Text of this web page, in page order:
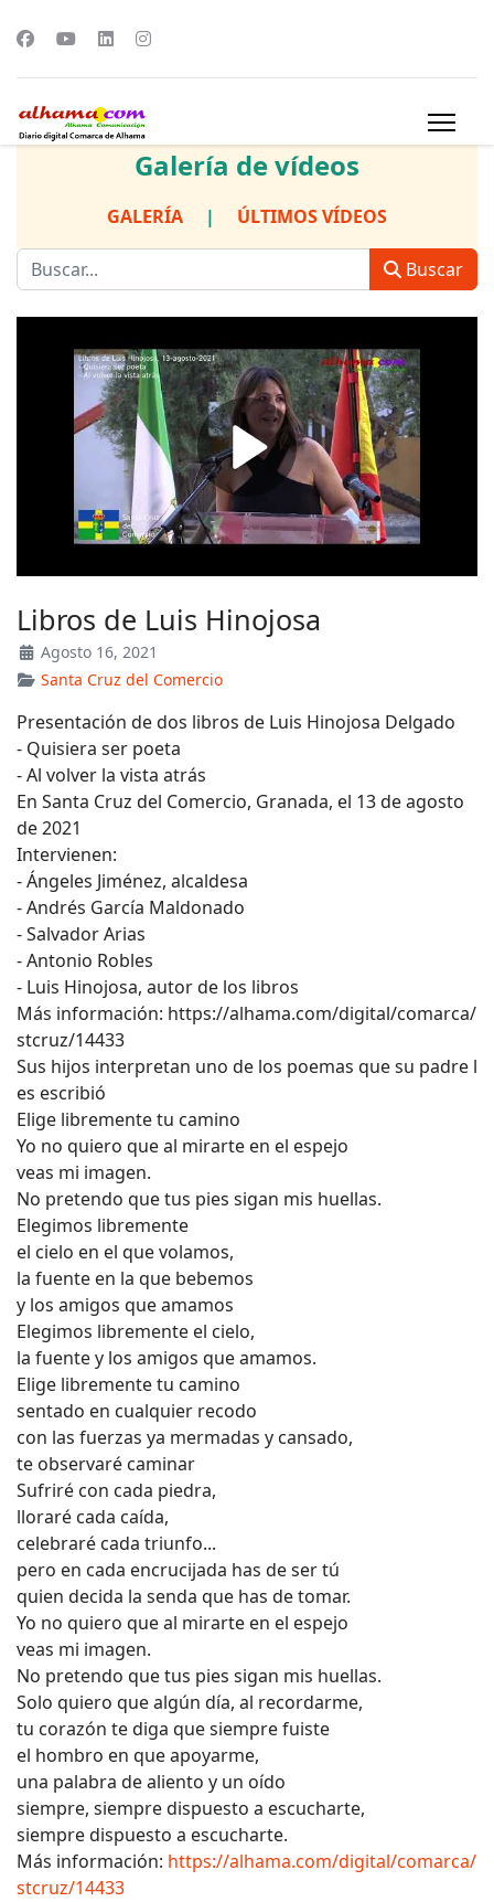
Galería de vídeos
GALERÍA | ÚLTIMOS VÍDEOS
Buscar
Libros de Luis Hinojosa
Agosto 16, 2021
Santa Cruz del Comercio
Presentación de dos libros de Luis Hinojosa Delgado
- Quisiera ser poeta
- Al volver la vista atrás
En Santa Cruz del Comercio, Granada, el 13 de agosto
de 2021
Intervienen:
- Ángeles Jiménez, alcaldesa
- Andrés García Maldonado
- Salvador Arias
- Antonio Robles
- Luis Hinojosa, autor de los libros
Más información: https://alhama.com/digital/comarca/
stcruz/14433
Sus hijos interpretan uno de los poemas que su padre l
es escribió
Elige libremente tu camino
Yo no quiero que al mirarte en el espejo
veas mi imagen.
No pretendo que tus pies sigan mis huellas.
Elegimos libremente
el cielo en el que volamos,
la fuente en la que bebemos
y los amigos que amamos
Elegimos libremente el cielo,
la fuente y los amigos que amamos.
Elige libremente tu camino
sentado en cualquier recodo
con las fuerzas ya mermadas y cansado,
te observaré caminar
Sufriré con cada piedra,
lloraré cada caída,
celebraré cada triunfo...
pero en cada encrucijada has de ser tú
quien decida la senda que has de tomar.
Yo no quiero que al mirarte en el espejo
veas mi imagen.
No pretendo que tus pies sigan mis huellas.
Solo quiero que algún día, al recordarme,
tu corazón te diga que siempre fuiste
el hombro en que apoyarme,
una palabra de aliento y un oído
siempre, siempre dispuesto a escucharte,
siempre dispuesto a escucharte.
Más información: https://alhama.com/digital/comarca/
stcruz/14433